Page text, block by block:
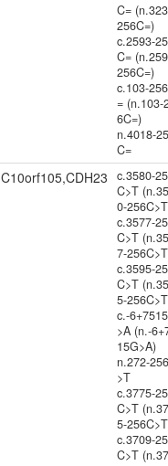
C=
256C=)
c.2593-
C=
256C=)
c.103-
= (n.103-
6C=)
n.4018-
C=
C10orf105,CDH23
c.3580-
C>T
0-
c.3577-
C>T
7-
c.3595-
C>T
5-
c.-
>A (n.-
15G>A)
n.272-
>T
c.3775-
C>T
5-
c.3709-
C>T